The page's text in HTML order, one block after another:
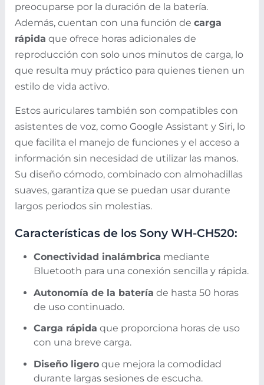
preocuparse por la duración de la batería.
Además, cuentan con una función de carga
rápida que ofrece horas adicionales de
reproducción con solo unos minutos de carga, lo
que resulta muy práctico para quienes tienen un
estilo de vida activo.
Estos auriculares también son compatibles con
asistentes de voz, como Google Assistant y Siri, lo
que facilita el manejo de funciones y el acceso a
información sin necesidad de utilizar las manos.
Su diseño cómodo, combinado con almohadillas
suaves, garantiza que se puedan usar durante
largos periodos sin molestias.
Características de los Sony WH-CH520:
Conectividad inalámbrica mediante
Bluetooth para una conexión sencilla y rápida.
Autonomía de la batería de hasta 50 horas
de uso continuado.
Carga rápida que proporciona horas de uso
con una breve carga.
Diseño ligero que mejora la comodidad
durante largas sesiones de escucha.